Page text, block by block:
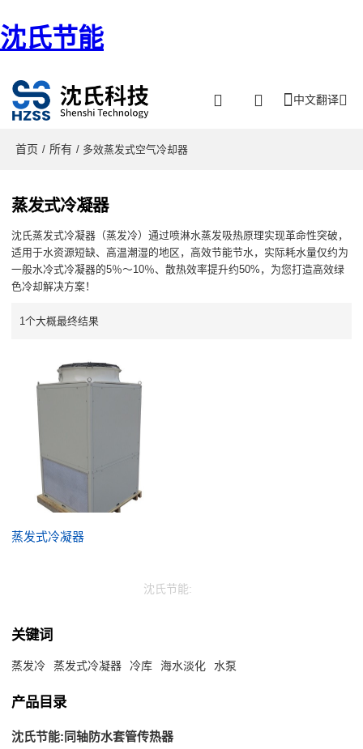
沈氏节能
中文翻译
首页 / 所有 / 多效蒸发式空气冷却器
蒸发式冷凝器
沈氏蒸发式冷凝器（蒸发冷）通过喷淋水蒸发吸热原理实现革命性突破，
适用于水资源短缺、高温潮湿的地区，高效节能节水，实际耗水量仅约为
一般水冷式冷凝器的5％～10％、散热效率提升约50%，为您打造高效绿
色冷却解决方案！
1个大概最终结果
蒸发式冷凝器
沈氏节能:
关键词
蒸发冷 蒸发式冷凝器 冷库 海水淡化 水泵
产品目录
沈氏节能:同轴防水套管传热器